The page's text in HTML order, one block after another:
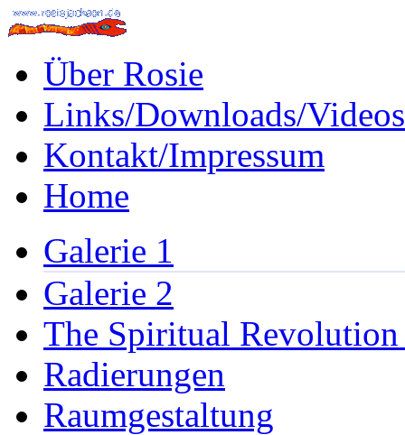
Über Rosie
Links/Downloads/Videos
Kontakt/Impressum
Home
Galerie 1
Galerie 2
The Spiritual
Radierungen
Raumgestaltung